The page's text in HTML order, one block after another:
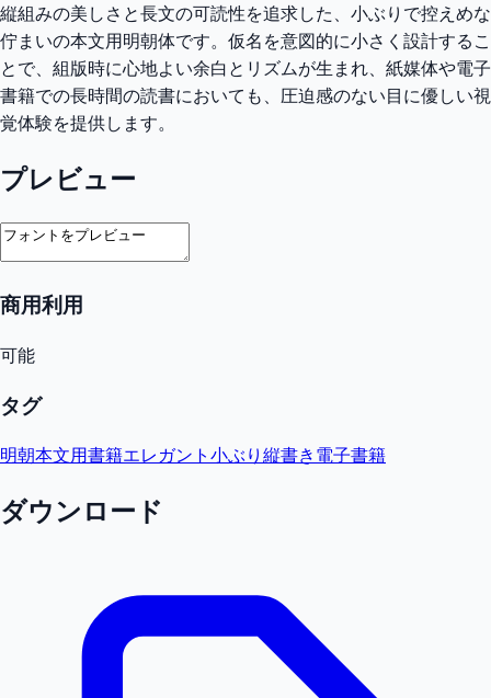
縦組みの美しさと長文の可読性を追求した、小ぶりで控えめな
佇まいの本文用明朝体です。仮名を意図的に小さく設計するこ
とで、組版時に心地よい余白とリズムが生まれ、紙媒体や電子
書籍での長時間の読書においても、圧迫感のない目に優しい視
覚体験を提供します。
プレビュー
商用利用
可能
タグ
明朝本文用書籍エレガント 小ぶり 縦書き 電子書籍
ダウンロード